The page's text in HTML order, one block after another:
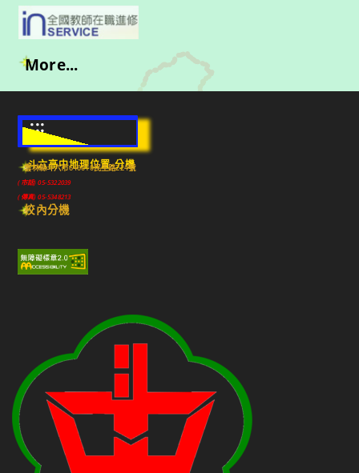
More...
:::
斗六高中地理位置-分機
雲林縣斗六市640010民生路224號
(市話) 05-5322039
(傳真) 05-5348213
校內分機